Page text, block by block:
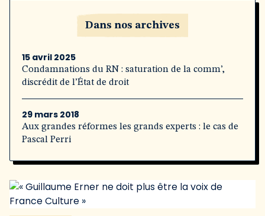
Dans nos archives
15 avril 2025
Condamnations du RN : saturation de la comm’,
discrédit de l’État de droit
29 mars 2018
Aux grandes réformes les grands experts : le cas de
Pascal Perri